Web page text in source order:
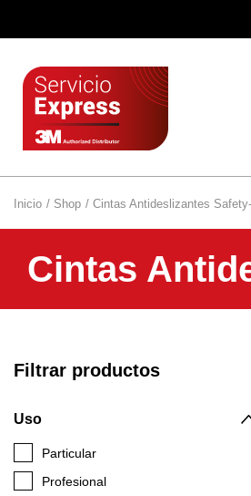
Inicio Shop Cintas Antideslizantes
Cintas
Filtrar productos
Uso
Particular
Profesional